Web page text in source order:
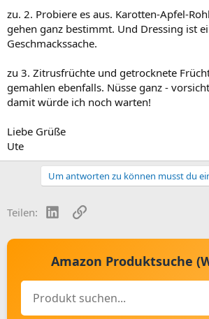
zu. 2. Probiere es aus. Karotten-Apfel-
gehen ganz bestimmt. Und Dressing ist
Geschmackssache.
zu 3. Zitrusfrüchte und getrocknete
gemahlen ebenfalls. Nüsse ganz -
damit würde ich noch warten!
Liebe Grüße
Ute
Um antworten zu können musst du
Teilen: LinkedInLink
Amazon Produktsuche